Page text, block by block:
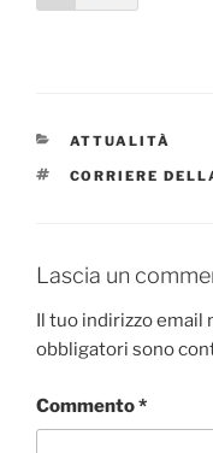
CATEGORIE
ATTUALITÀ
TAG
CORRIERE
Lascia un
Il tuo indirizzo
obbligatori sono
Commento*